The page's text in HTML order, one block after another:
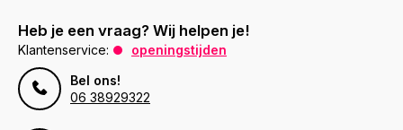
Heb je een vraag? Wij helpen je!
Klantenservice:
openingstijden
Bel ons!
06 38929322